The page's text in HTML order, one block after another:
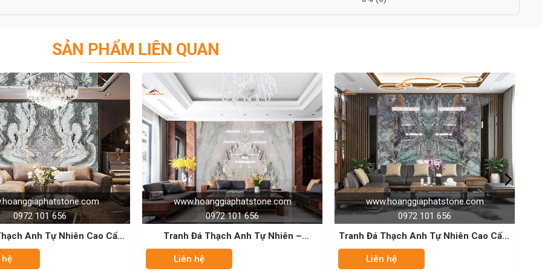
nhất để trang trí nội thất phòng khách hoặc phòng
có bề mặt tương đối giống nhau và kích thước khá
đá đối xứng 2 phía có đường vân giống nhau nên
nhau, và phù hợp cho những không gian rộng rãi, yêu
hàng, khách sạn, trung tâm thương mại, trung tâm
nhìn không thể rời mắt.
đó, khi thi công người ta thường lắp đặt hệ thống
diệu trong nhà.
SẢN PHẨM LIÊN QUAN
www.hoanggiaphatstone.com
0972 101 656
Tranh Đá Thạch Anh Tự Nhiên –
www.hoanggiaphatstone.com
0972 101 656
Tranh Đá Thạch Anh Tự Nhiên Cao Cấp-
0972 101 656
Tranh Đá Thạch Anh Tự